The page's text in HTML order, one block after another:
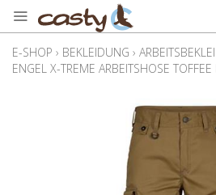
E-SHOP › BEKLEIDUNG ›
ENGEL X-TREME ARBEITSHOSE